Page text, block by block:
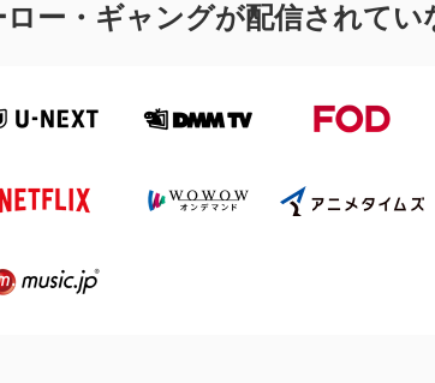
ー・ギャングが配信されてい